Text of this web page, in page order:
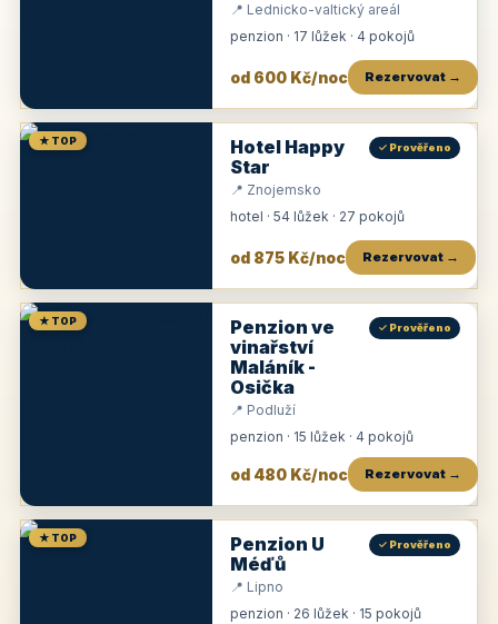
📍 Lednicko-valtický areál
penzion · 17 lůžek · 4 pokojů
od 600 Kč/noc Rezervovat →
★ TOP
Hotel Happy
Star
✓ Prověřeno
📍 Znojemsko
hotel · 54 lůžek · 27 pokojů
od 875 Kč/noc Rezervovat →
★ TOP
Penzion ve
vinařství
Maláník -
Osička
✓ Prověřeno
📍 Podluží
penzion · 15 lůžek · 4 pokojů
od 480 Kč/noc Rezervovat →
★ TOP
Penzion U
Méďů
✓ Prověřeno
📍 Lipno
penzion · 26 lůžek · 15 pokojů